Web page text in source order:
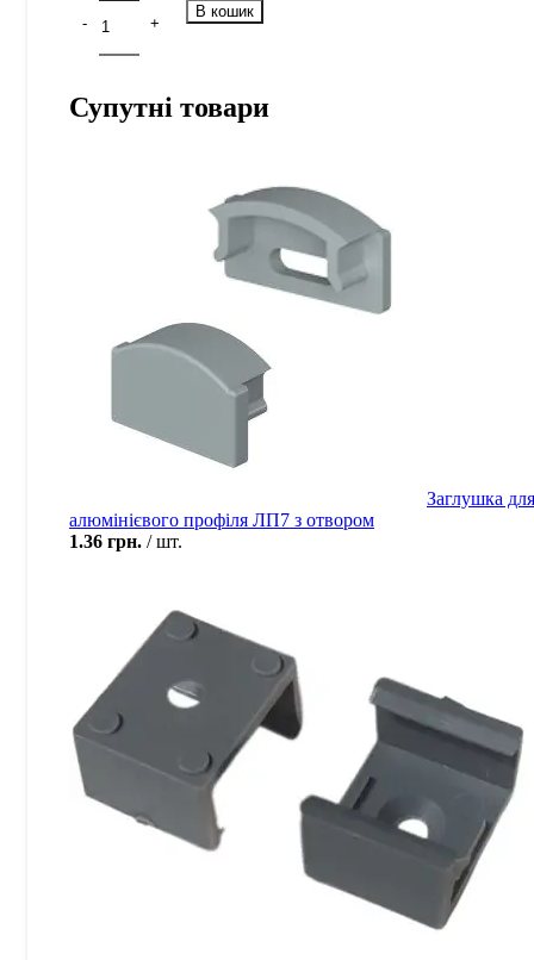
В кошик
Супутні товари
Заглушка для
алюмінієвого профіля ЛП7 з отвором
1.36 грн. шт.